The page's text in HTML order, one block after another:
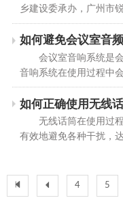
乡建设委承办，广州市
如何避免会议室音
会议室音响系统是
音响系统在使用过程中
如何正确使用无线
无线话筒在使用过
有效地避免各种干扰，
4 5